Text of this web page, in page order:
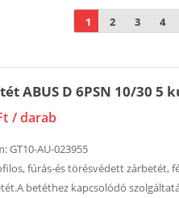
1 2 3 4
ABUS D 6PSN 10/30 5
/ darab
GT10-AU-023955
fúrás-és törésvédett zárbetét,
betéthez kapcsolódó